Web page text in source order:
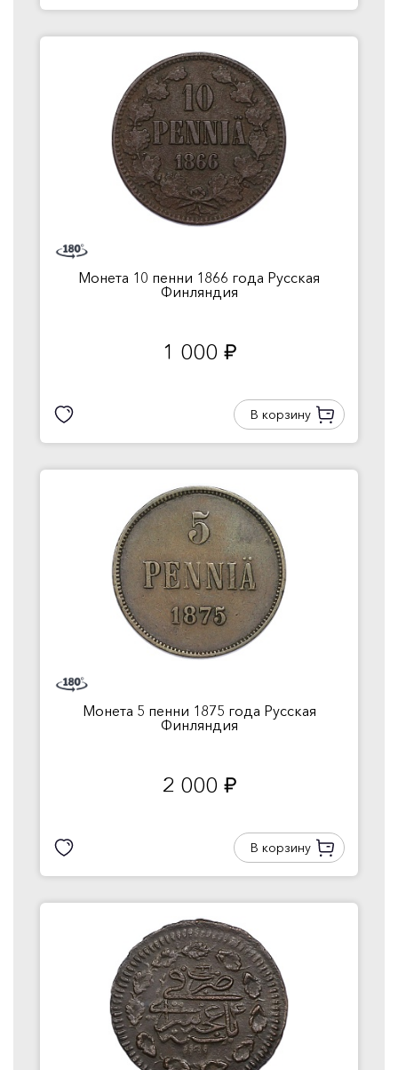
Монета 10 пенни 1866 года Русская
Финляндия
1 000 руб.
В корзину
Монета 5 пенни 1875 года Русская
Финляндия
2 000 руб.
В корзину